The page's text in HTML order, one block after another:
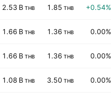
2.53 B THB 1.85 THB +0.54%
1.66 B THB 1.36 THB 0.00%
1.66 B THB 1.36 THB 0.00%
1.08 B THB 3.50 THB 0.00%